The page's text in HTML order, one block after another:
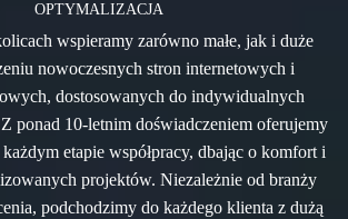
OPTYMALIZACJA
wspieramy zarówno małe, jak i duże
nowoczesnych stron internetowych i
dostosowanych do indywidualnych
ponad 10-letnim doświadczeniem oferujemy
każdym etapie współpracy, dbając o komfort i
projektów. Niezależnie od branży
podchodzimy do każdego klienta z dużą